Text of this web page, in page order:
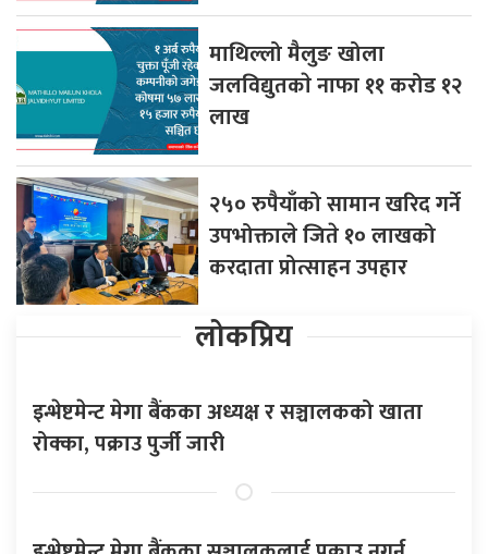
माथिल्लो मैलुङ खोला
जलविद्युतकाे नाफा ११ करोड १२
लाख
२५० रुपैयाँको सामान खरिद गर्ने
उपभोक्ताले जिते १० लाखको
करदाता प्रोत्साहन उपहार
लोकप्रिय
इन्भेष्टमेन्ट मेगा बैंकका अध्यक्ष र सञ्चालकको खाता
रोक्का, पक्राउ पुर्जी जारी